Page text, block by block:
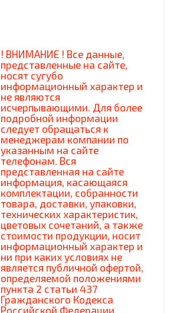
! ВНИМАНИЕ ! Все данные,
представленные на сайте,
носят сугубо
информационный характер и
не являются
исчерпывающими. Для более
подробной информации
следует обращаться к
менеджерам компании по
указанным на сайте
телефонам. Вся
представленная на сайте
информация, касающаяся
комплектации, собранности
товара, доставки, упаковки,
технических характеристик,
цветовых сочетаний, а также
стоимости продукции, носит
информационный характер и
ни при каких условиях не
является публичной офертой,
определяемой положениями
пункта 2 статьи 437
Гражданского Кодекса
Российской Федерации.